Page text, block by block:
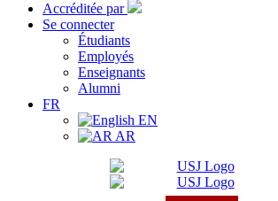
Accréditée par
Se connecter
Étudiants
Employés
Enseignants
Alumni
FR
EN
AR